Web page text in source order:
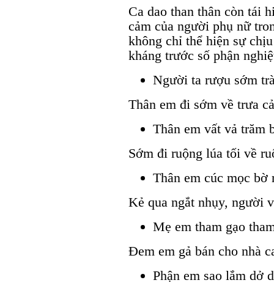
Ca dao than thân còn tái
cảm của người phụ nữ
không chỉ thể hiện sự
kháng trước số phận
Người ta rượu sớm
Thân em đi sớm về trưa
Thân em vất vả trăm
Sớm đi ruộng lúa tối về
Thân em cúc mọc bờ
Kẻ qua ngắt nhụy, người
Mẹ em tham gạo
Đem em gả bán cho nhà
Phận em sao lắm dở